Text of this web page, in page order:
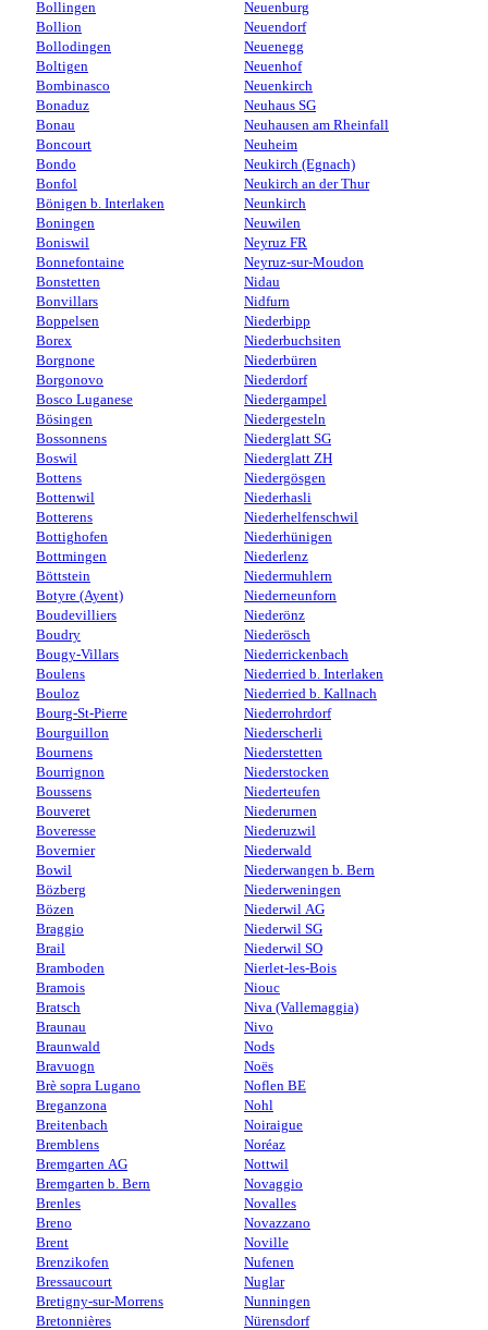
Bollingen
Bollion
Bollodingen
Boltigen
Bombinasco
Bonaduz
Bonau
Boncourt
Bondo
Bonfol
Bönigen b. Interlaken
Boningen
Boniswil
Bonnefontaine
Bonstetten
Bonvillars
Boppelsen
Borex
Borgnone
Borgonovo
Bosco Luganese
Bösingen
Bossonnens
Boswil
Bottens
Bottenwil
Botterens
Bottighofen
Bottmingen
Böttstein
Botyre (Ayent)
Boudevilliers
Boudry
Bougy-Villars
Boulens
Bouloz
Bourg-St-Pierre
Bourguillon
Bournens
Bourrignon
Boussens
Bouveret
Boveresse
Bovernier
Bowil
Bözberg
Bözen
Braggio
Brail
Bramboden
Bramois
Bratsch
Braunau
Braunwald
Bravuogn
Brè sopra Lugano
Breganzona
Breitenbach
Bremblens
Bremgarten AG
Bremgarten b. Bern
Brenles
Breno
Brent
Brenzikofen
Bressaucourt
Bretigny-sur-Morrens
Bretonnières
Neuenburg
Neuendorf
Neuenegg
Neuenhof
Neuenkirch
Neuhaus SG
Neuhausen am Rheinfall
Neuheim
Neukirch (Egnach)
Neukirch an der Thur
Neunkirch
Neuwilen
Neyruz FR
Neyruz-sur-Moudon
Nidau
Nidfurn
Niederbipp
Niederbuchsiten
Niederbüren
Niederdorf
Niedergampel
Niedergesteln
Niederglatt SG
Niederglatt ZH
Niedergösgen
Niederhasli
Niederhelfenschwil
Niederhünigen
Niederlenz
Niedermuhlern
Niederneunforn
Niederönz
Niederösch
Niederrickenbach
Niederried b. Interlaken
Niederried b. Kallnach
Niederrohrdorf
Niederscherli
Niederstetten
Niederstocken
Niederteufen
Niederurnen
Niederuzwil
Niederwald
Niederwangen b. Bern
Niederweningen
Niederwil AG
Niederwil SG
Niederwil SO
Nierlet-les-Bois
Niouc
Niva (Vallemaggia)
Nivo
Nods
Noës
Noflen BE
Nohl
Noiraigue
Noréaz
Nottwil
Novaggio
Novalles
Novazzano
Noville
Nufenen
Nuglar
Nunningen
Nürensdorf